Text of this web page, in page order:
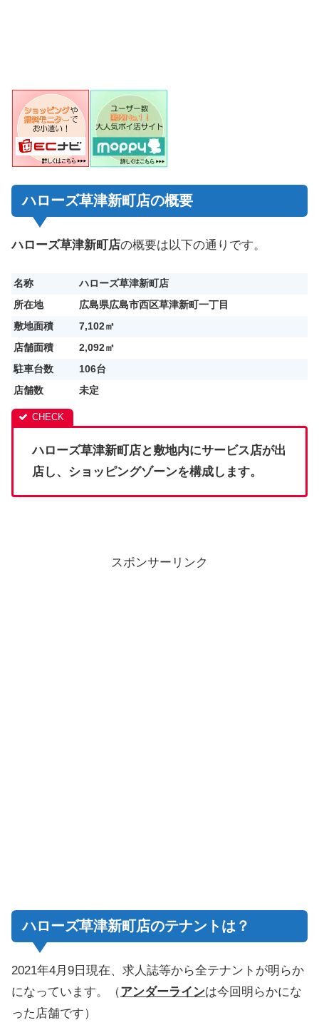
ハローズ草津新町店の概要
ハローズ草津新町店の概要は以下の通りです。
名称
ハローズ草津新町店
所在地
広島県広島市西区草津新町一丁目
敷地面積
7,102㎡
店舗面積
2,092㎡
駐車台数
106台
店舗数
未定
ハローズ草津新町店と敷地内にサービス店が出
店し、ショッピングゾーンを構成します。
スポンサーリンク
ハローズ草津新町店のテナントは？
2021年4月9日現在、求人誌等から全テナントが明らか
になっています。（アンダーラインは今回明らかにな
った店舗です）